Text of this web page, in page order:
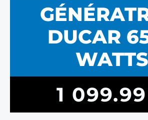
DUCAR
WATTS
1 099.99